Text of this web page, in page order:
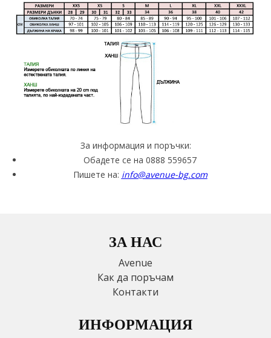
За информация и поръчки:
Обадете се на 0888 559657
Пишете на: info@avenue-bg.com
ЗА НАС
Avenue
Как да поръчам
Контакти
ИНФОРМАЦИЯ